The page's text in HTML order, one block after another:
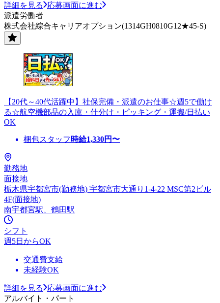
詳細を見る
応募画面に進む
派遣労働者
株式会社綜合キャリアオプション(1314GH0810G12★45-S)
【20代～40代活躍中】社保完備・派遣のお仕事☆週5で働け
る☆航空機部品の入庫・仕分け・ピッキング・運搬/日払い
OK
梱包スタッフ 時給1,330円〜
勤務地
面接地
栃木県宇都宮市(勤務地) 宇都宮市大通り1-4-22 MSC第2ビル
4F(面接地)
南宇都宮駅、鶴田駅
シフト
週5日からOK
交通費支給
未経験OK
詳細を見る
応募画面に進む
アルバイト・パート